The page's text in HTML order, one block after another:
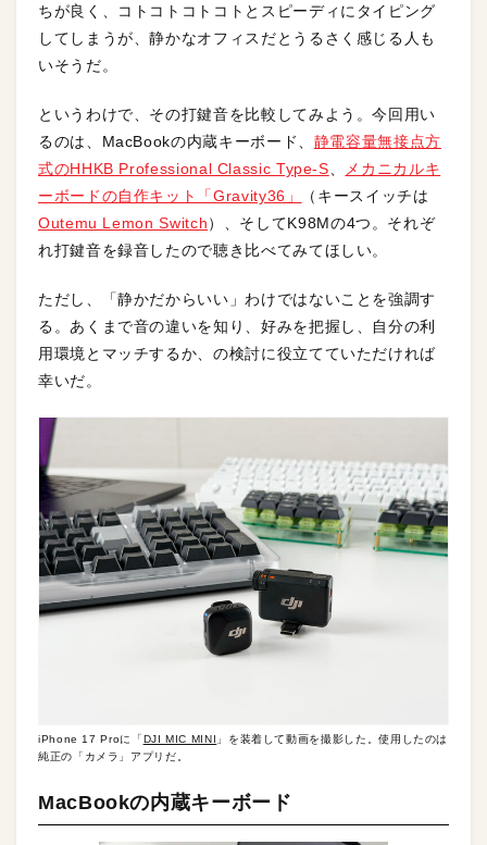
ちが良く、コトコトコトコトとスピーディにタイピング
してしまうが、静かなオフィスだとうるさく感じる人も
いそうだ。
というわけで、その打鍵音を比較してみよう。今回用い
るのは、MacBookの内蔵キーボード、 静電容量無接点方
式のHHKB Professional Classic Type-S
メカニカルキ
ーボードの自作キット「Gravity36」
（キースイッチは
Outemu Lemon Switch）、そしてK98Mの4つ。それぞ
れ打鍵音を録音したので聴き比べてみてほしい。
ただし、「静かだからいい」わけではないことを強調す
る。あくまで音の違いを知り、好みを把握し、自分の利
用環境とマッチするか、の検討に役立てていただければ
幸いだ。
iPhone 17 Proに「DJI MIC MINI 」を装着して動画を撮影した。使用したのは
純正の「カメラ」アプリだ。
MacBookの内蔵キーボード